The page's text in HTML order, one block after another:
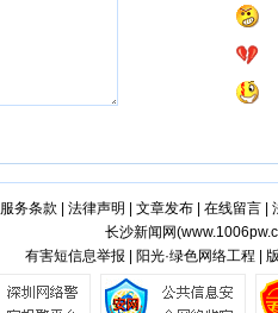
服务条款 法律声明 文章发布| 在线留言|
长沙新闻网(
有害短信息举报 | 阳光·绿色网络工程 |